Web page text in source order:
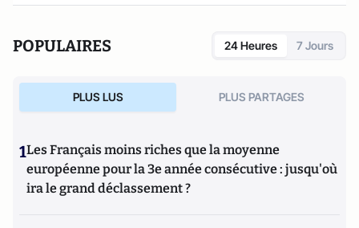
POPULAIRES 24 Heures 7 Jours
PLUS LUS PLUS PARTAGES
1Les Français moins riches que la moyenne
européenne pour la 3e année consécutive : jusqu'où
ira le grand déclassement ?